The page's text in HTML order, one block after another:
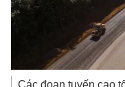
Các đoạn tuyến cao